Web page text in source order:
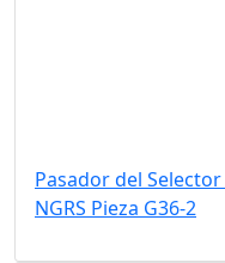
Pasador del
NGRS Pieza G36-2